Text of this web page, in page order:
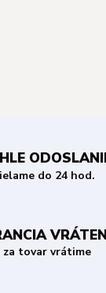
do 24 hod.
za tovar vrátime